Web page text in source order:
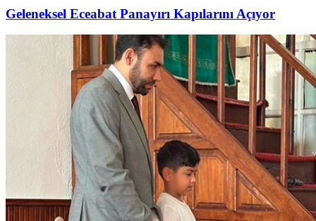
Geleneksel Eceabat Panayırı Kapılarını Açıyor